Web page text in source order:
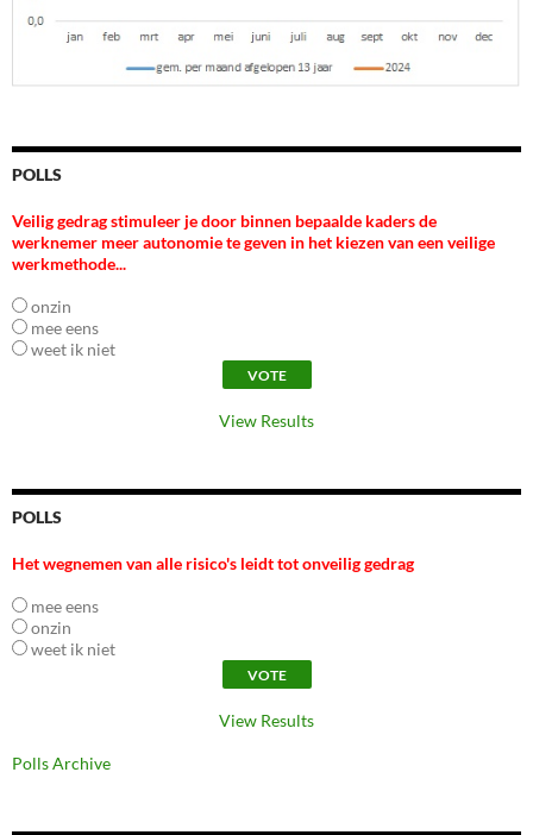
POLLS
Veilig gedrag stimuleer je door binnen bepaalde kaders de
werknemer meer autonomie te geven in het kiezen van een veilige
werkmethode...
onzin
mee eens
weet ik niet
View Results
POLLS
Het wegnemen van alle risico's leidt tot onveilig gedrag
mee eens
onzin
weet ik niet
View Results
Polls Archive